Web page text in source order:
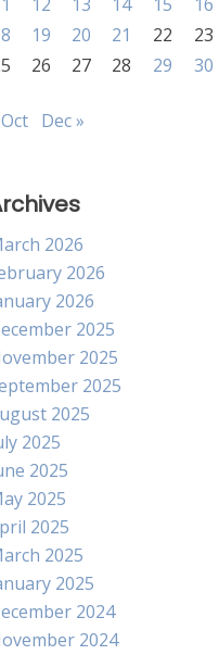
19 20 21 22 23
26 27 28 29 30
Dec »
2026
2026
2026
2025
2025
2025
2025
2025
2025
2025
2025
2025
2025
2024
2024